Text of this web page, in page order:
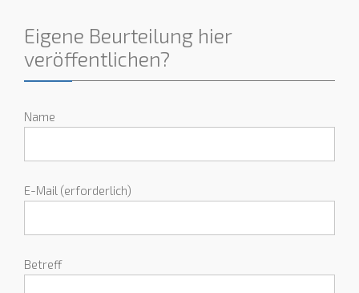
Eigene Beurteilung hier
veröffentlichen?
Name
E-Mail (erforderlich)
Betreff